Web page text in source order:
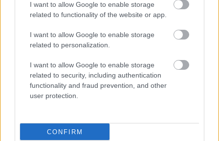
I want to allow Google to enable storage
related to functionality of the website or app.
I want to allow Google to enable storage
related to personalization.
I want to allow Google to enable storage
related to security, including authentication
functionality and fraud prevention, and other
user protection.
CONFIRM
Diskusia